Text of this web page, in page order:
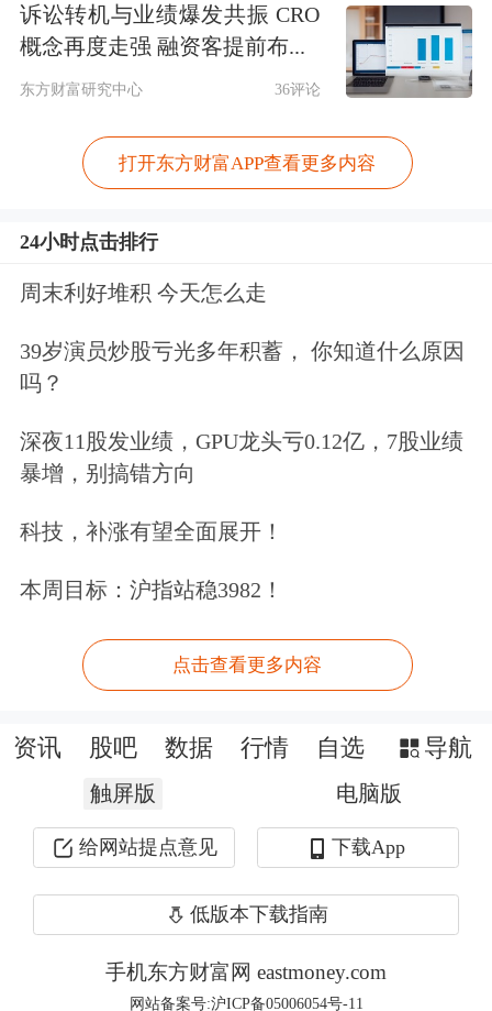
多其他的市场情绪指标一样，他和他的
投资团队会忽略市值，并继续按照他们
希尔达到了1万亿美元的市值。”
总部位于美国内布拉斯加州奥马哈市的
伯克希尔曾是一家陷入困境的纺织公
逐渐将其转变为一个庞大的多元化控股
多个行业。近期，随着巴菲特采取防御
票，伯克希尔现金储备在6月底已增至
创纪录的2770亿美元。
吉俊礼表示，巴菲特的投资策略一直在
用同样的策略，机会相应减少。“随后
巴菲特聘用了泰德·韦施勒（Ted
Weschler）和托德·康姆斯（Todd
Combs）来帮助公司寻找更多具有现代
经济性质的股票，最终苹果为伯克希尔
赚取的收益超过了其他投资。” 吉俊礼
诉讼转机与业绩爆发共振 CRO
概念再度走强 融资客提前布...
东方财富研究中心 36评论
打开东方财富APP查看更多内容
24小时点击排行
周末利好堆积 今天怎么走
39岁演员炒股亏光多年积蓄， 你知道什么原因
吗？
深夜11股发业绩，GPU龙头亏0.12亿，7股业绩
暴增，别搞错方向
科技，补涨有望全面展开！
本周目标：沪指站稳3982！
点击查看更多内容
资讯 股吧 数据 行情 自选 导航
触屏版 电脑版
给网站提点意见 下载App
低版本下载指南
手机东方财富网 eastmoney.com
网站备案号:沪ICP备05006054号-11